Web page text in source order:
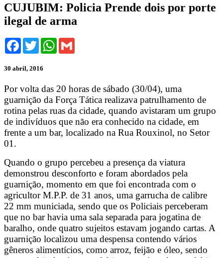
CUJUBIM: Policia Prende dois por porte
ilegal de arma
Facebook
TwitterWhatsApp
30 abril, 2016
Por volta das 20 horas de sábado (30/04), uma
guarnição da Força Tática realizava patrulhamento de
rotina pelas ruas da cidade, quando avistaram um grupo
de indivíduos que não era conhecido na cidade, em
frente a um bar, localizado na Rua Rouxinol, no Setor
01.
Quando o grupo percebeu a presença da viatura
demonstrou desconforto e foram abordados pela
guarnição, momento em que foi encontrada com o
agricultor M.P.P. de 31 anos, uma garrucha de calibre
22 mm municiada, sendo que os Policiais perceberam
que no bar havia uma sala separada para jogatina de
baralho, onde quatro sujeitos estavam jogando cartas. A
guarnição localizou uma despensa contendo vários
gêneros alimentícios, como arroz, feijão e óleo, sendo